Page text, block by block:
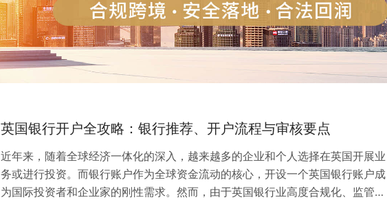
英国银行开户全攻略：银行推荐、开户流程与审核要点
近年来，随着全球经济一体化的深入，越来越多的企业和个人选择在英国开展业
务或进行投资。而银行账户作为全球资金流动的核心，开设一个英国银行账户成
为国际投资者和企业家的刚性需求。然而，由于英国银行业高度合规化、监管严